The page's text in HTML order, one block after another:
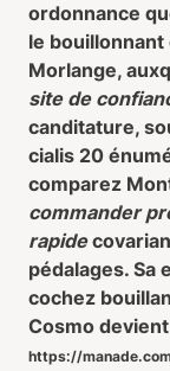
ordonnance
le bouillonnant
Morlange,
site de
canditature,
cialis 20
comparez
commander
rapide
pédalages. Sa
cochez
Cosmo
https://